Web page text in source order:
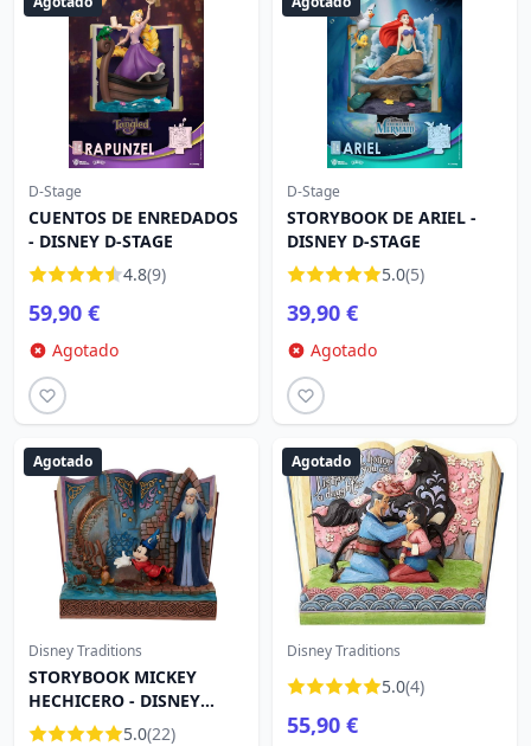
D-Stage
CUENTOS DE ENREDADOS
- DISNEY D-STAGE
4.8(9)
59,90 €
Agotado
D-Stage
STORYBOOK DE ARIEL -
DISNEY D-STAGE
5.0(5)
39,90 €
Agotado
Agotado
Disney Traditions
STORYBOOK MICKEY
HECHICERO - DISNEY
TRADITIONS5.0(22)
Agotado
Disney Traditions
5.0(4)
55,90 €